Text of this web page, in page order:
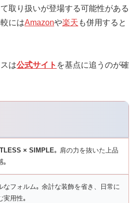
取り扱いが登場する可能性がある
にはAmazonや楽天 も併用すると
は公式サイト を基点に追うのが確
× SIMPLE｡ 肩の力を抜いた上品
｡
なフォルム｡ 余計な装飾を省き、日常に
実用性｡